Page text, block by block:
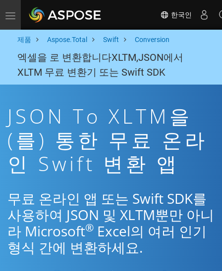
Toggle navigation 한국인
제품 Aspose.Total Swift Conversion
엑셀을 로 변환합니다XLTM,JSON에서
XLTM 무료 변환기 또는 Swift SDK
JSON To XLTM을
(를) 통한 무료 온라
인 Swift 변환 앱
무료 온라인 앱 또는 Swift SDK를
사용하여 JSON 및 XLTM뿐만 아니
라 Microsoft® Excel의 여러 인기
형식 간에 변환하세요.